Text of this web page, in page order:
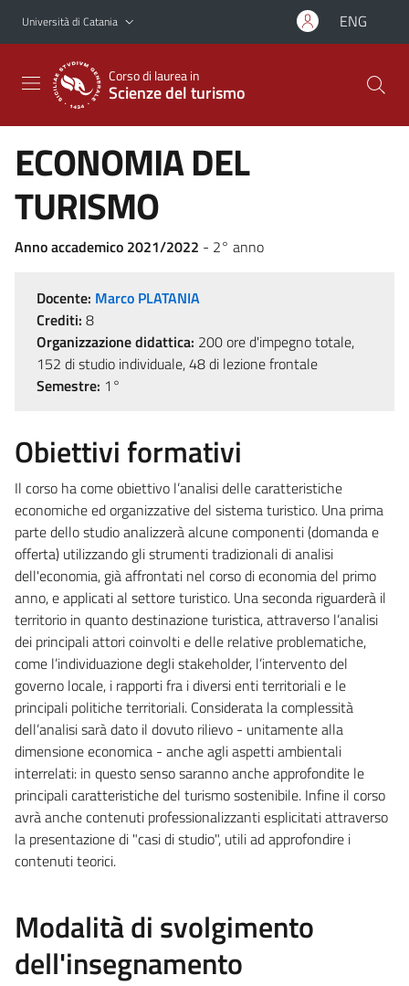
Vai al contenuto principale
Vai al menu di navigazione
Università di Catania ENG
Corso di laurea in
Scienze del turismo
ECONOMIA DEL
TURISMO
Anno accademico 2021/2022 - 2° anno
Docente: Marco PLATANIA
Crediti: 8
Organizzazione didattica: 200 ore d'impegno totale,
152 di studio individuale, 48 di lezione frontale
Semestre: 1°
Obiettivi formativi
Il corso ha come obiettivo l’analisi delle caratteristiche
economiche ed organizzative del sistema turistico. Una prima
parte dello studio analizzerà alcune componenti (domanda e
offerta) utilizzando gli strumenti tradizionali di analisi
dell'economia, già affrontati nel corso di economia del primo
anno, e applicati al settore turistico. Una seconda riguarderà il
territorio in quanto destinazione turistica, attraverso l’analisi
dei principali attori coinvolti e delle relative problematiche,
come l’individuazione degli stakeholder, l’intervento del
governo locale, i rapporti fra i diversi enti territoriali e le
principali politiche territoriali. Considerata la complessità
dell’analisi sarà dato il dovuto rilievo - unitamente alla
dimensione economica - anche agli aspetti ambientali
interrelati: in questo senso saranno anche approfondite le
principali caratteristiche del turismo sostenibile. Infine il corso
avrà anche contenuti professionalizzanti esplicitati attraverso
la presentazione di "casi di studio", utili ad approfondire i
contenuti teorici.
Modalità di svolgimento
dell'insegnamento